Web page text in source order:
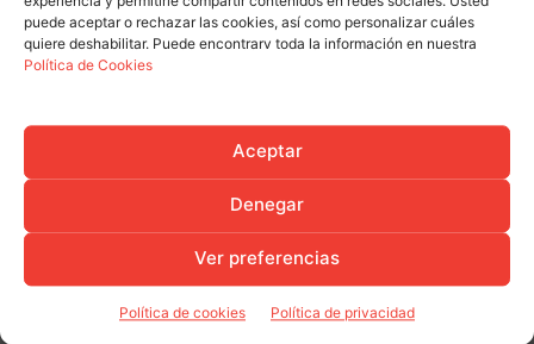
puede aceptar o rechazar las cookies, así como personalizar cuáles
quiere deshabilitar. Puede encontrarv toda la información en nuestra
Política de Cookies
Aceptar
Denegar
Ver preferencias
Política de cookies Política de privacidad